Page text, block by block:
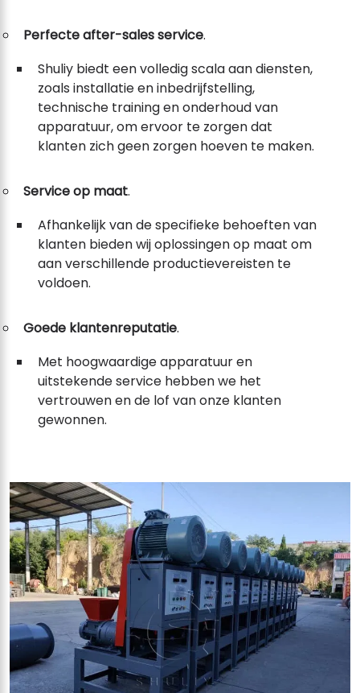
Perfecte after-sales service.
Shuliy biedt een volledig scala aan diensten,
zoals installatie en inbedrijfstelling,
technische training en onderhoud van
apparatuur, om ervoor te zorgen dat
klanten zich geen zorgen hoeven te maken.
Service op maat.
Afhankelijk van de specifieke behoeften van
klanten bieden wij oplossingen op maat om
aan verschillende productievereisten te
voldoen.
Goede klantenreputatie.
Met hoogwaardige apparatuur en
uitstekende service hebben we het
vertrouwen en de lof van onze klanten
gewonnen.